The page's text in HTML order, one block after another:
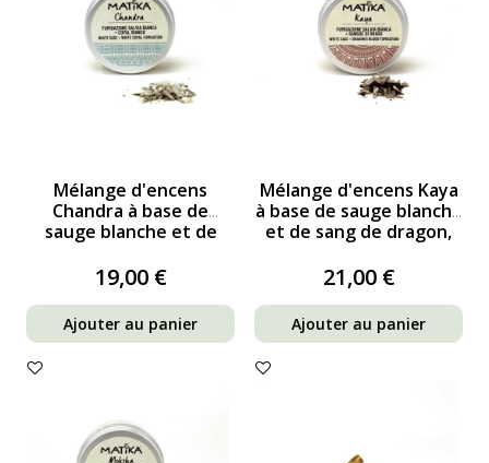
Mélange d'encens
Chandra à base de
sauge blanche et de
19,00 €
Ajouter au panier
Mélange d'encens Kaya
à base de sauge blanche
et de sang de dragon,
21,00 €
Ajouter au panier